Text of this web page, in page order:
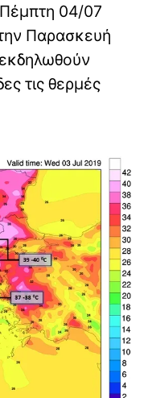
04/07
Παρασκευή
τις θερμές